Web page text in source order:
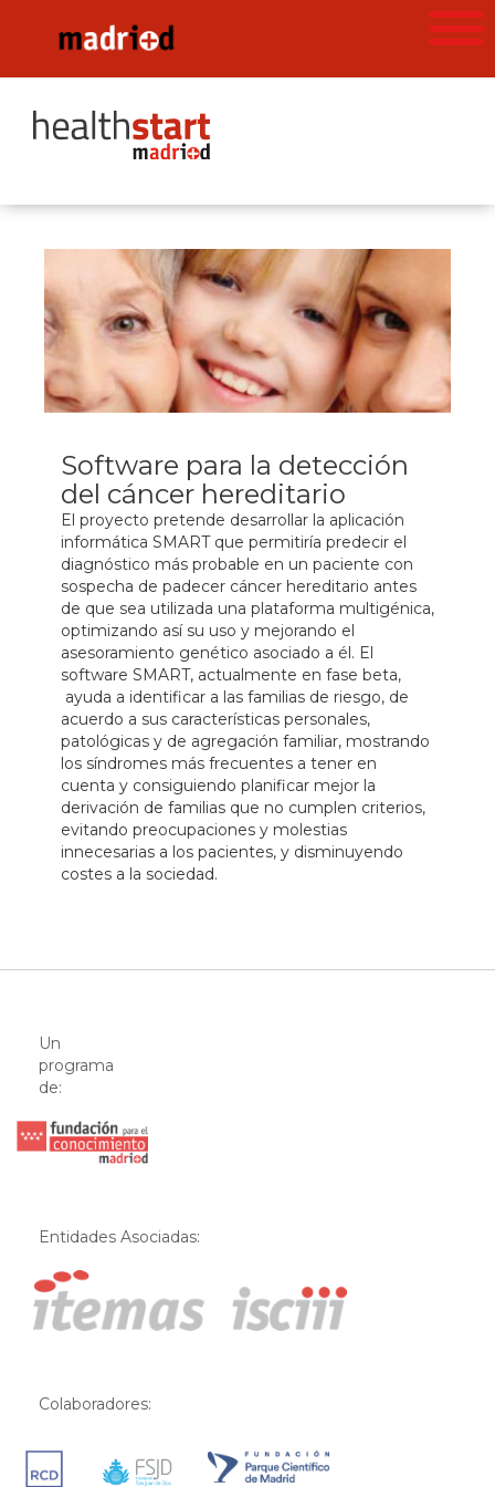
Software para la detección
del cáncer hereditario
El proyecto pretende desarrollar la aplicación
informática SMART que permitiría predecir el
diagnóstico más probable en un paciente con
sospecha de padecer cáncer hereditario antes
de que sea utilizada una plataforma multigénica,
optimizando así su uso y mejorando el
asesoramiento genético asociado a él. El
software SMART, actualmente en fase beta,
ayuda a identificar a las familias de riesgo, de
acuerdo a sus características personales,
patológicas y de agregación familiar, mostrando
los síndromes más frecuentes a tener en
cuenta y consiguiendo planificar mejor la
derivación de familias que no cumplen criterios,
evitando preocupaciones y molestias
innecesarias a los pacientes, y disminuyendo
costes a la sociedad.
Un
programa
de:
Entidades Asociadas:
Colaboradores: